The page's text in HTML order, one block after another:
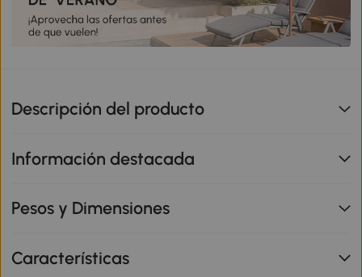
Descripción del producto
Información destacada
Pesos y Dimensiones
Características